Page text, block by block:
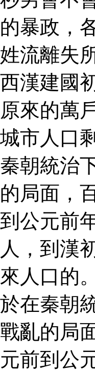
的暴政，
姓流離失
西漢建國
原來的萬
城市人口
秦朝統治
的局面，
到公元前
人，到漢
來人口的
於在秦朝
戰亂的局
元前到公